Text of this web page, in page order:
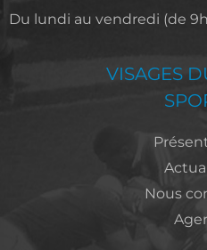
Du lundi au vendredi (de
VISAGES
Nous